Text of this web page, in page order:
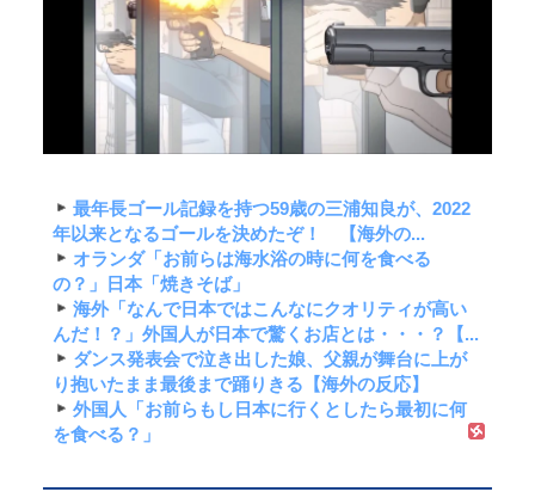
最年長ゴール記録を持つ59歳の三浦知良が、2022
年以来となるゴールを決めたぞ！ 【海外の...
オランダ「お前らは海水浴の時に何を食べる
の？」日本「焼きそば」
海外「なんで日本ではこんなにクオリティが高い
んだ！？」外国人が日本で驚くお店とは・・・？【...
ダンス発表会で泣き出した娘、父親が舞台に上が
り抱いたまま最後まで踊りきる【海外の反応】
外国人「お前らもし日本に行くとしたら最初に何
を食べる？」